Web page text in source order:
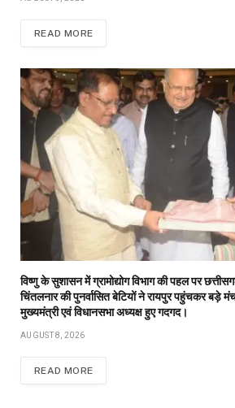
READ MORE
विष्णु के सुशासन में ग्रामोद्योग विभाग की पहल पर
चिंतलनार की पुनर्वासित बेटियों ने रायपुर पहुंचकर बड़े
मुख्यमंत्री एवं विधानसभा अध्यक्ष हुए गदगद।
AUGUST 8, 2026
READ MORE